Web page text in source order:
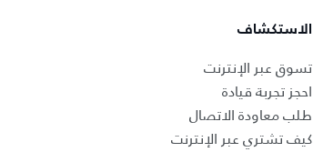
الاستكشاف
تسوق عبر الإنترنت
احجز تجربة قيادة
طلب معاودة الاتصال
كيف تشتري عبر الإنترنت